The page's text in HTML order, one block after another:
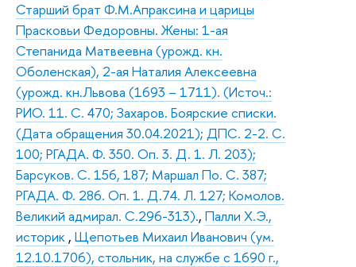
Старший брат Ф.М.Апраксина и царицы
Прасковьи Федоровны. Жены: 1-ая
Степанида Матвеевна (урожд. кн.
Оболенская), 2-ая Наталия Алексеевна
(урожд. кн.Львова (1693 – 1711). (Источ.:
РИО. 11. С. 470; Захаров. Боярские списки.
(Дата обращения 30.04.2021); ДПС. 2-2. С.
100; РГАДА. Ф. 350. Оп. 3. Д. 1. Л. 203);
Барсуков. С. 156, 187; Маршал По. С. 387;
РГАДА. Ф. 286. Оп. 1. Д.74. Л. 127; Комолов.
Великий адмирал. С.296-313)., Палли Х.Э.,
историк , Щепотьев Михаил Иванович (ум.
12.10.1706), стольник, на службе с 1690 г.,